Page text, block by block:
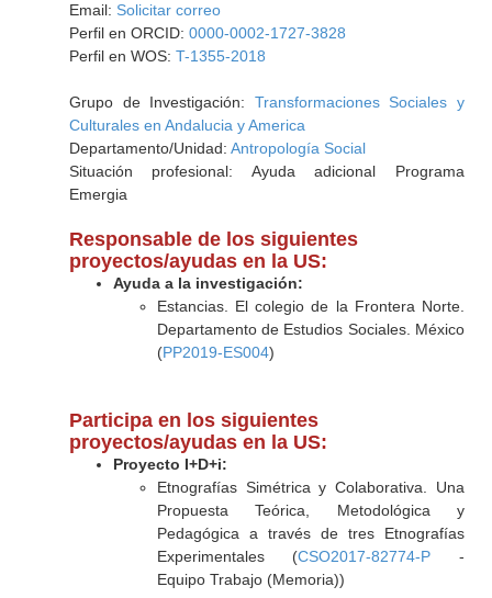
Email: Solicitar correo
Perfil en ORCID: 0000-0002-1727-3828
Perfil en WOS: T-1355-2018
Grupo de Investigación: Transformaciones Sociales y
Culturales en Andalucia y America
Departamento/Unidad: Antropología Social
Situación profesional: Ayuda adicional Programa
Emergia
Responsable de los siguientes
proyectos/ayudas en la US:
Ayuda a la investigación:
Estancias. El colegio de la Frontera Norte.
Departamento de Estudios Sociales. México
(PP2019-ES004)
Participa en los siguientes
proyectos/ayudas en la US:
Proyecto I+D+i:
Etnografías Simétrica y Colaborativa. Una
Propuesta Teórica, Metodológica y
Pedagógica a través de tres Etnografías
Experimentales (CSO2017-82774-P -
Equipo Trabajo (Memoria))